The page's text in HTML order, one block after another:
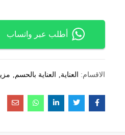
أطلب عبر واتساب
الاقسام: العناية العناية بالحسم